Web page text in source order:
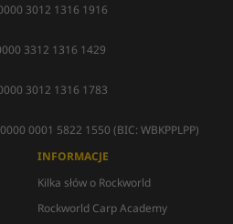
3012 1316 1916
3312 1316 1429
3012 1316 1783
0001 5822 1550 (BIC: WBKPPLPP)
INFORMACJE
Kilka słów o Rockworld
Rockworld Carp Academy